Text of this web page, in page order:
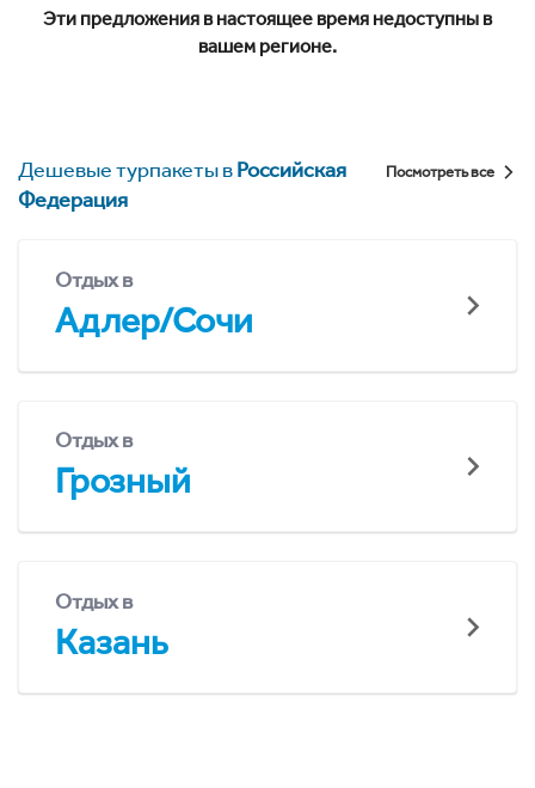
Эти предложения в настоящее время недоступны в
вашем регионе.
Дешевые турпакеты вРоссийская
Федерация
Посмотреть все
Отдых в
Адлер/Сочи
Отдых в
Грозный
Отдых в
Казань